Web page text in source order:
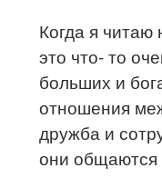
Когда я читаю
это что- то
больших и
отношения
дружба и
они общаются